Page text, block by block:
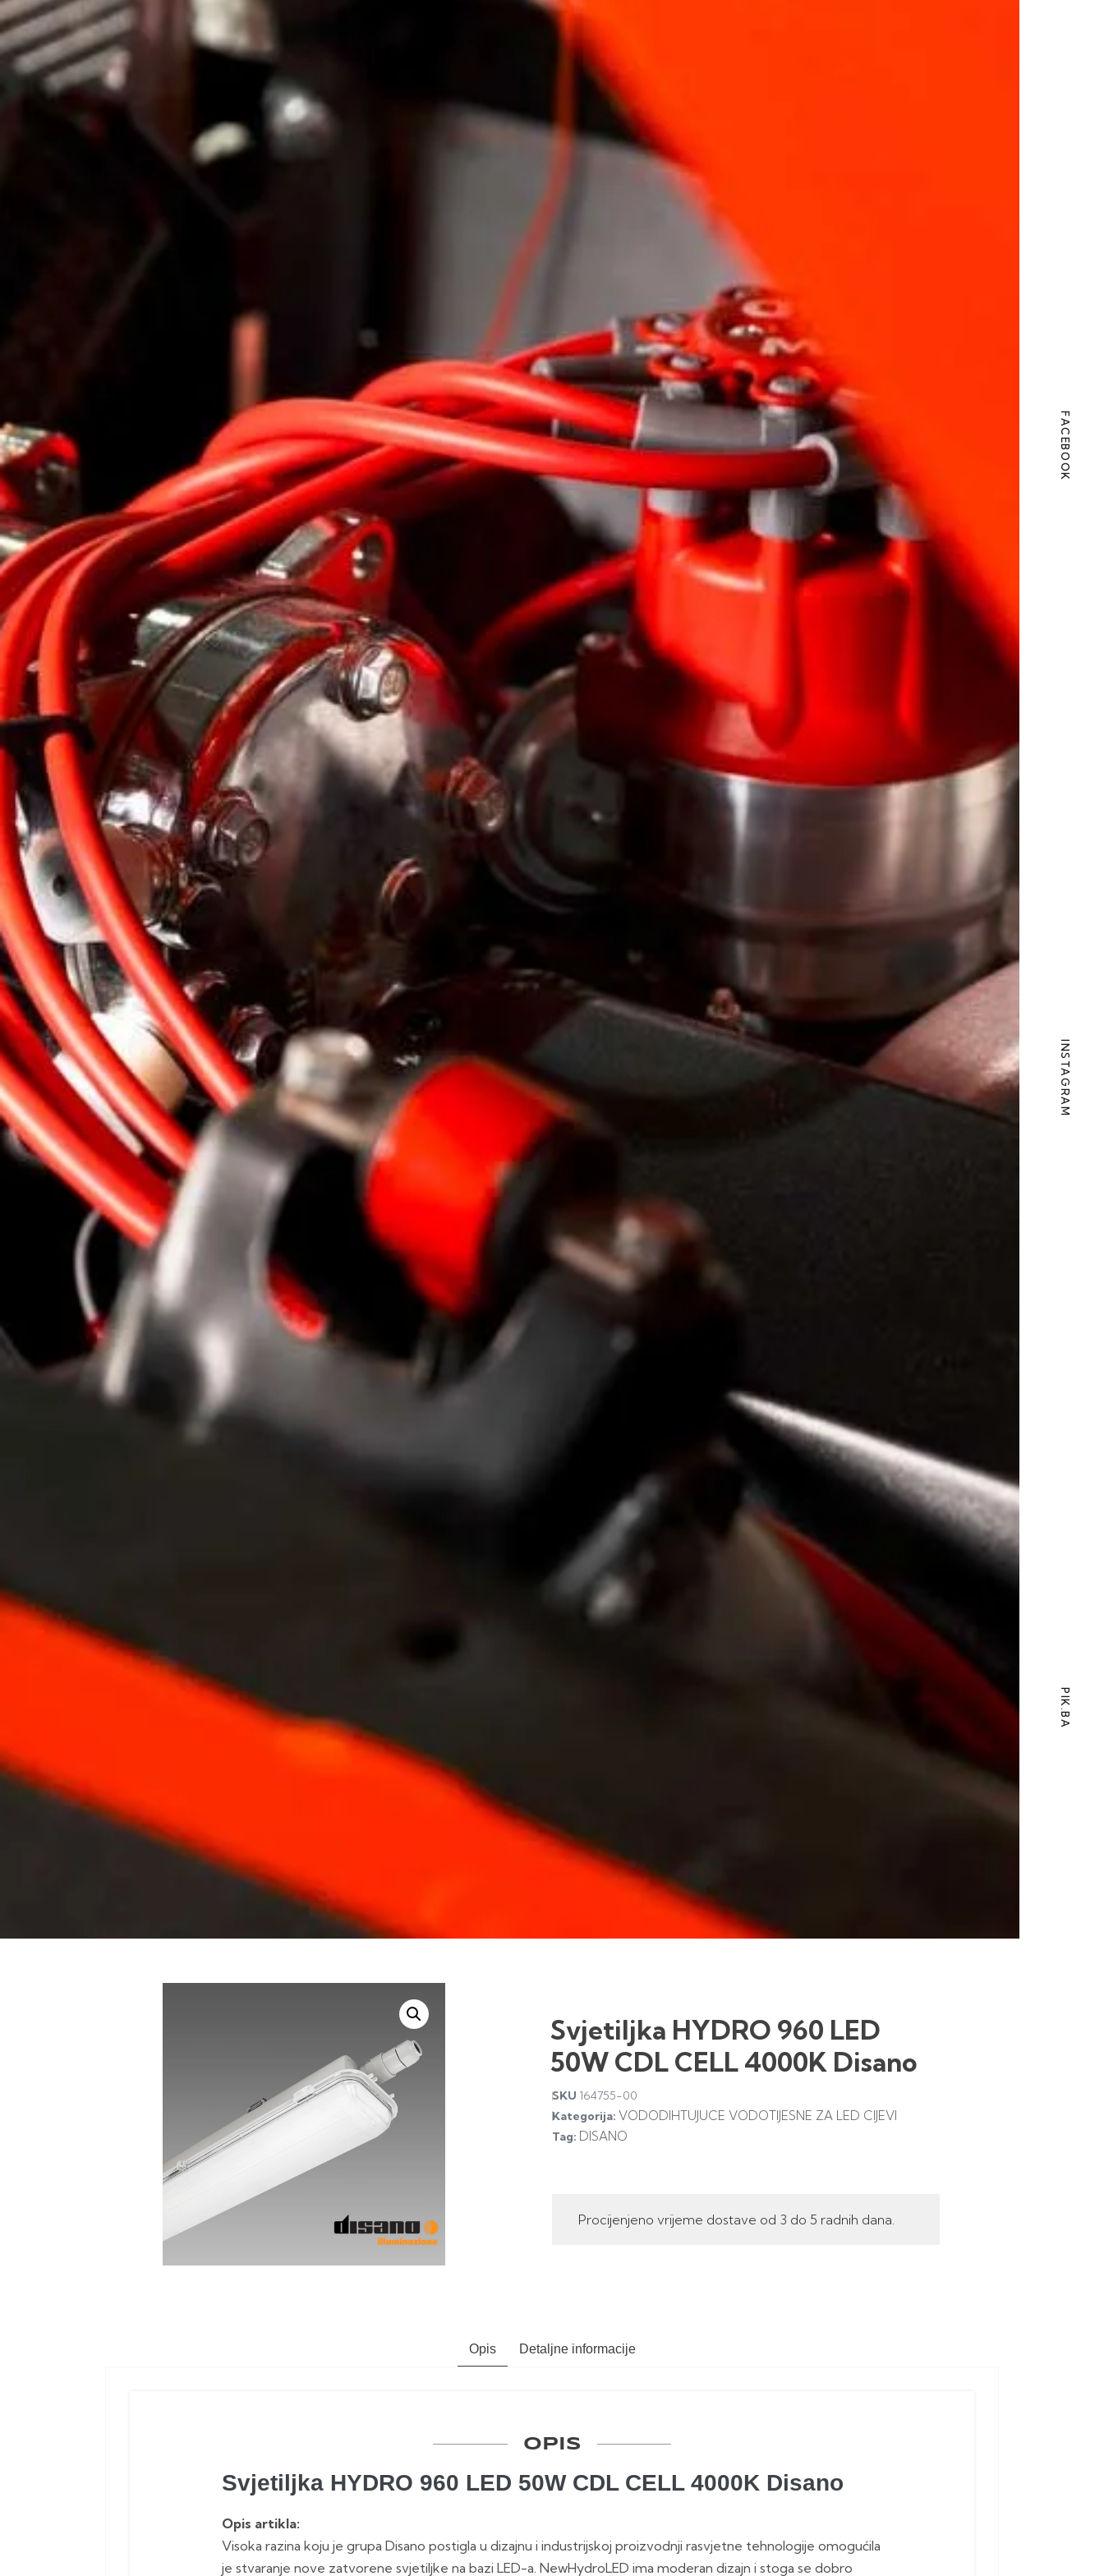
Svjetiljka HYDRO 960 LED
50W CDL CELL 4000K Disano
SKU 164755-00
Kategorija: VODODIHTUJUCE VODOTIJESNE ZA LED CIJEVI
Tag: DISANO
Procijenjeno vrijeme dostave od 3 do 5 radnih dana.
Opis Detaljne informacije
OPIS
Svjetiljka HYDRO 960 LED 50W CDL CELL 4000K Disano
Opis artikla:
Visoka razina koju je grupa Disano postigla u dizajnu i industrijskoj proizvodnji rasvjetne tehnologije omogućila
je stvaranje nove zatvorene svjetiljke na bazi LED-a. NewHydroLED ima moderan dizajn i stoga se dobro
FACEBOOK
INSTAGRAM
PIK.BA